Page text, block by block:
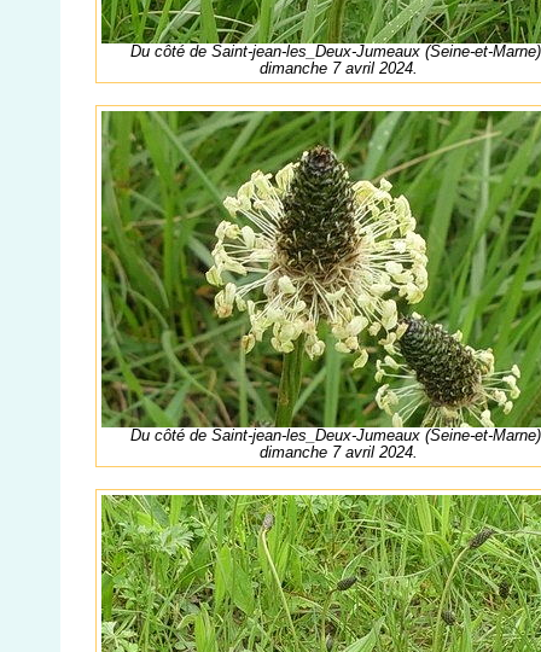
Du côté de Saint-jean-les_Deux-Jumeaux (Seine-et-
dimanche 7 avril 2024.
Du côté de Saint-jean-les_Deux-Jumeaux (Seine-et-
dimanche 7 avril 2024.